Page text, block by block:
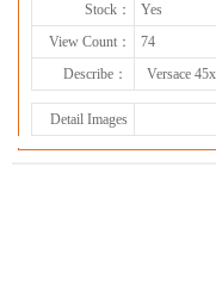
Stock：
Yes
View Count：
74
Describe：
Versace
Detail Images